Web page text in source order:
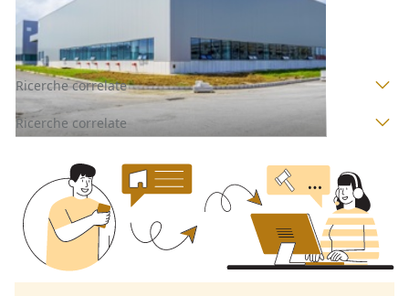
Codice asta:
Asta chiusa
Ricerche correlate
Ricerche correlate